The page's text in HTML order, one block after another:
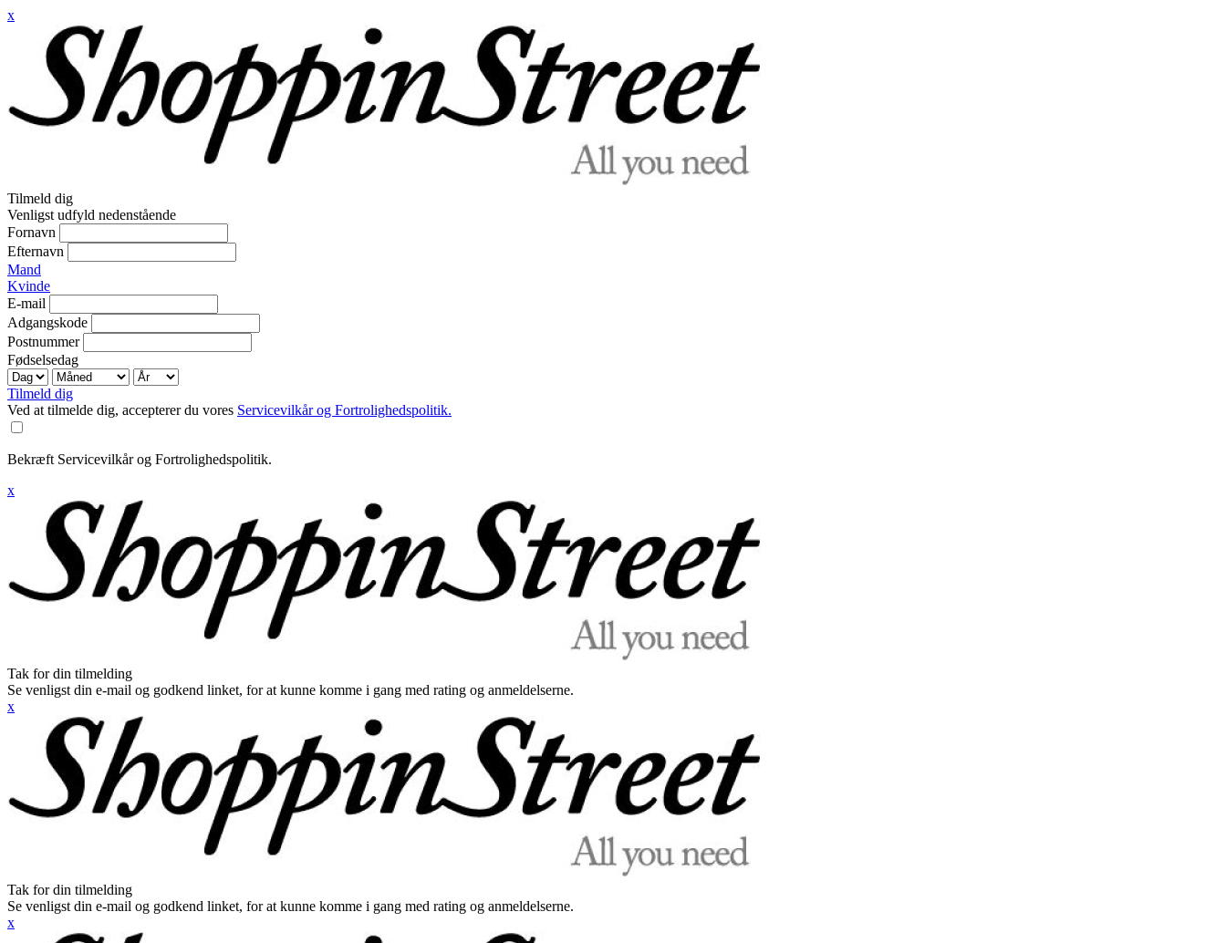
x
Tilmeld dig
Venligst udfyld nedenstående
Fornavn
Efternavn
Mand
Kvinde
E-mail
Adgangskode
Postnummer
Fødselsedag
Tilmeld dig
Ved at tilmelde dig, accepterer du vores Servicevilkår og Fortrolighedspolitik.
Bekræft Servicevilkår og Fortrolighedspolitik.
x
Tak for din tilmelding
Se venligst din e-mail og godkend linket, for at kunne komme i gang med rating og anmeldelserne.
x
Tak for din tilmelding
Se venligst din e-mail og godkend linket, for at kunne komme i gang med rating og anmeldelserne.
x